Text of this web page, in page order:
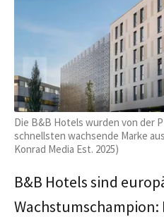
Die B&B Hotels wurden von der
schnellsten wachsende Marke
Konrad Media Est. 2025)
B&B Hotels sind
Wachstumschampion: